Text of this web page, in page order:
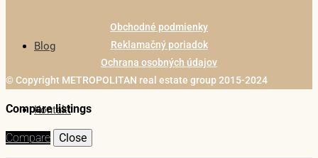
Blog
Kontakt
Obchodné podmienky
Reklamačný poriadok
Ochrana osobných údajov
© Copyright METROPOLITAN real estate group 2015-2024
Compare listings
Compare Close